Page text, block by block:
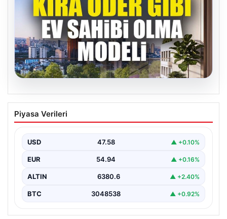
04.08.2026
DAP Yapı’dan bir ilk! Emlak Konut
güvencesi Dap vizyonuyla kendi
Piyasa Verileri
USD 47.58 ▲ +0.10%
EUR 54.94 ▲ +0.16%
ALTIN 6380.6 ▲ +2.40%
BTC 3048538 ▲ +0.92%